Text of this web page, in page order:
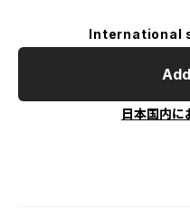
International
日本国内に